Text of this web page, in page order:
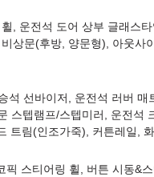
, 운전석 도어 상부 글래스타
상문(후방, 양문형), 아웃사
석 선바이저, 운전석 러버 매
스텝램프/스텝미러, 운전석
트림(인조가죽), 커튼레일,
스티어링 휠, 버튼 시동&스